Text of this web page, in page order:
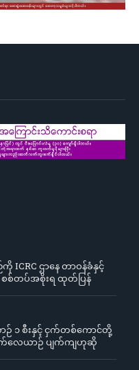
ICRC ဌာနေ တာဝန်ခံနှင့်
စစ်တပ်အစိုးရ ထုတ်ပြန်
၁ စီးနှင့် ငှက်တစ်ကောင်တို့
က်လေယာဉ် ပျက်ကျဟုဆို